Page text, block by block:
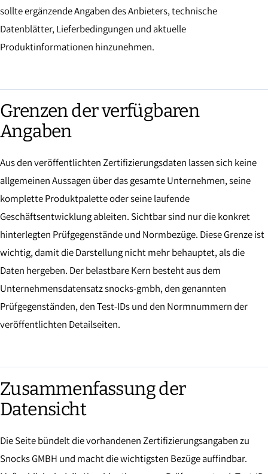
sollte ergänzende Angaben des Anbieters, technische
Datenblätter, Lieferbedingungen und aktuelle
Produktinformationen hinzunehmen.
Grenzen der verfügbaren
Angaben
Aus den veröffentlichten Zertifizierungsdaten lassen sich keine
allgemeinen Aussagen über das gesamte Unternehmen, seine
komplette Produktpalette oder seine laufende
Geschäftsentwicklung ableiten. Sichtbar sind nur die konkret
hinterlegten Prüfgegenstände und Normbezüge. Diese Grenze ist
wichtig, damit die Darstellung nicht mehr behauptet, als die
Daten hergeben. Der belastbare Kern besteht aus dem
Unternehmensdatensatz snocks-gmbh, den genannten
Prüfgegenständen, den Test-IDs und den Normnummern der
veröffentlichten Detailseiten.
Zusammenfassung der
Datensicht
Die Seite bündelt die vorhandenen Zertifizierungsangaben zu
Snocks GMBH und macht die wichtigsten Bezüge auffindbar.